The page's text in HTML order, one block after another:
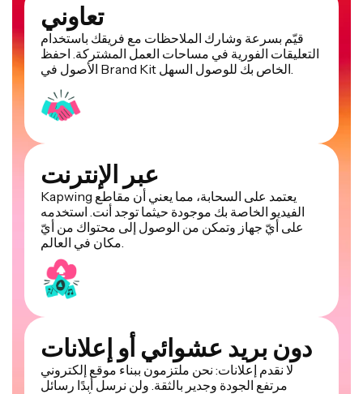
تعاوني
قيّم بسرعة وشارك الملاحظات مع فريقك باستخدام
التعليقات الفورية في مساحات العمل المشتركة. احفظ
عبر الإنترنت
Kapwing يعتمد على السحابة، مما يعني أن مقاطع
الفيديو الخاصة بك موجودة حيثما توجد أنت. استخدمه
على أيّ جهاز وتمكن من الوصول إلى محتواك من أيّ
دون بريد عشوائي أو إعلانات
لا نقدم إعلانات: نحن ملتزمون ببناء موقع إلكتروني
مرتفع الجودة وجدير بالثقة. ولن نرسل أبدًا رسائل